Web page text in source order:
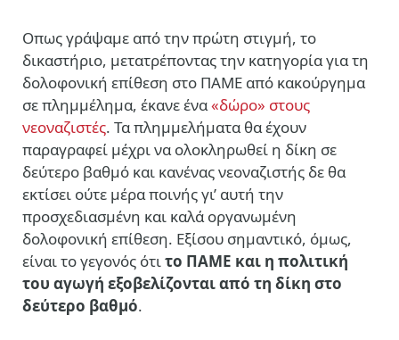
Οπως γράψαμε από την πρώτη στιγμή, το
δικαστήριο, μετατρέποντας την κατηγορία για τη
δολοφονική επίθεση στο ΠΑΜΕ από κακούργημα
σε πλημμέλημα, έκανε ένα«δώρο» στους
νεοναζιστές. Τα πλημμελήματα θα έχουν
παραγραφεί μέχρι να ολοκληρωθεί η δίκη σε
δεύτερο βαθμό και κανένας νεοναζιστής δε θα
εκτίσει ούτε μέρα ποινής γι’ αυτή την
προσχεδιασμένη και καλά οργανωμένη
δολοφονική επίθεση. Εξίσου σημαντικό, όμως,
είναι το γεγονός ότιτο ΠΑΜΕ και η πολιτική
του αγωγή εξοβελίζονται από τη δίκη στο
δεύτερο βαθμό.